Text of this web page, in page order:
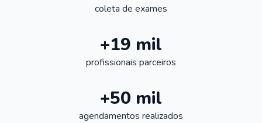
coleta de exames
+19 mil
profissionais parceiros
+50 mil
agendamentos realizados